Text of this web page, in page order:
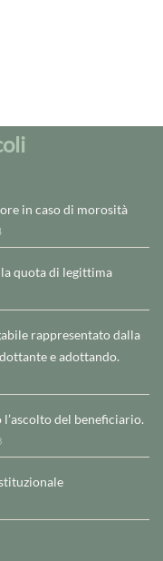
in caso di morosità
quota di legittima
rappresentato dalla
e adottando.
del beneficiario.